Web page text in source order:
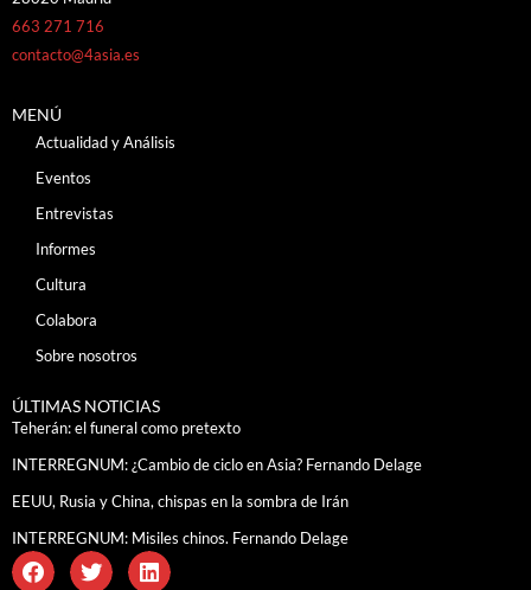
663 271 716
contacto@4asia.es
MENÚ
Actualidad y Análisis
Eventos
Entrevistas
Informes
Cultura
Colabora
Sobre nosotros
ÚLTIMAS NOTICIAS
Teherán: el funeral como pretexto
INTERREGNUM: ¿Cambio de ciclo en Asia? Fernando Delage
EEUU, Rusia y China, chispas en la sombra de Irán
INTERREGNUM: Misiles chinos. Fernando Delage